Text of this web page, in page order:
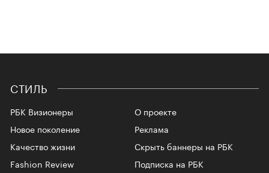
СТИЛЬ
РБК Визионеры
Новое поколение
Качество жизни
Fashion Review
О проекте
Реклама
Скрыть баннеры на РБК
Подписка на РБК